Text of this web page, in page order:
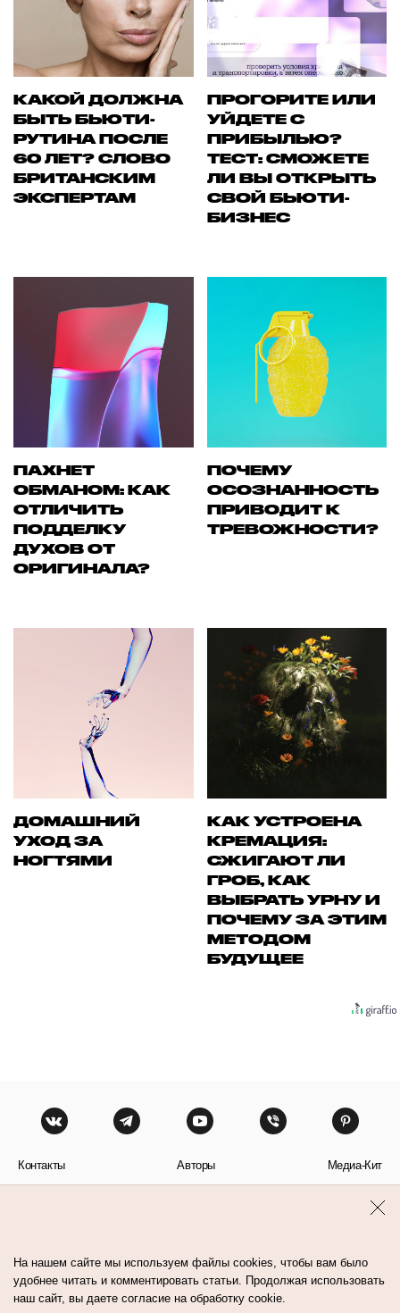
КАКОЙ ДОЛЖНА
БЫТЬ БЬЮТИ-
РУТИНА ПОСЛЕ
60 ЛЕТ? СЛОВО
БРИТАНСКИМ
ЭКСПЕРТАМ
ПРОГОРИТЕ ИЛИ
УЙДЕТЕ С
ПРИБЫЛЬЮ?
ТЕСТ: СМОЖЕТЕ
ЛИ ВЫ ОТКРЫТЬ
СВОЙ БЬЮТИ-
БИЗНЕС
ПАХНЕТ
ОБМАНОМ: КАК
ОТЛИЧИТЬ
ПОДДЕЛКУ
ДУХОВ ОТ
ОРИГИНАЛА?
ПОЧЕМУ
ОСОЗНАННОСТЬ
ПРИВОДИТ К
ТРЕВОЖНОСТИ?
ДОМАШНИЙ
УХОД ЗА
НОГТЯМИ
КАК УСТРОЕНА
КРЕМАЦИЯ:
СЖИГАЮТ ЛИ
ГРОБ, КАК
ВЫБРАТЬ УРНУ И
ПОЧЕМУ ЗА ЭТИМ
МЕТОДОМ
БУДУЩЕЕ
Контакты Авторы Медиа-Кит
На нашем сайте мы используем файлы cookies, чтобы вам было
удобнее читать и комментировать статьи. Продолжая использовать
наш сайт, вы даете согласие на обработку cookie.